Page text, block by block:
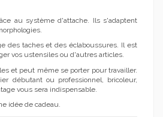
au système d'attache. Ils s'adaptent
des taches et des éclaboussures. Il est
vos ustensiles ou d'autres articles.
et peut même se porter pour travailler.
débutant ou professionnel, bricoleur,
vous sera indispensable.
idée de cadeau.